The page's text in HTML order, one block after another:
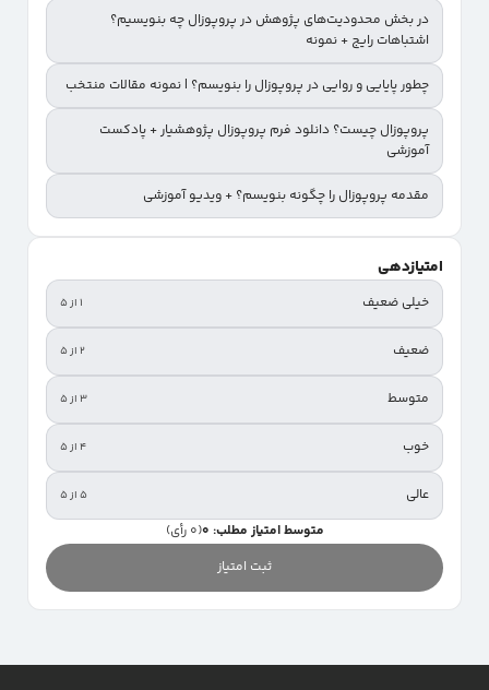
در بخش محدودیت‌های پژوهش در پروپوزال چه بنویسیم؟
اشتباهات رایج + نمونه
چطور پایایی و روایی در پروپوزال را بنویسم؟ | نمونه مقالات منتخب
پروپوزال چیست؟ دانلود فرم پروپوزال پژوهشیار + پادکست
آموزشی
مقدمه پروپوزال را چگونه بنویسم؟ + ویدیو آموزشی
امتیازدهی
خیلی ضعیف ۱ از ۵
ضعیف ۲ از ۵
متوسط ۳ از ۵
خوب ۴ از ۵
عالی ۵ از ۵
متوسط امتیاز مطلب: 0
(0 رأی)
ثبت امتیاز